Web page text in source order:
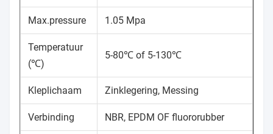
Max.pressure 1.05 Mpa
Temperatuur
(℃)
5-80℃ of 5-130℃
Kleplichaam Zinklegering, Messing
Verbinding NBR, EPDM OF fluororubber